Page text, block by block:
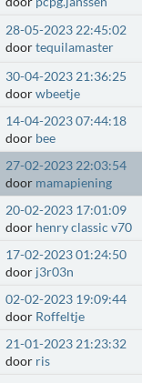
28-05-2023 22:45:02
doortequilamaster
30-04-2023 21:36:25
doorwbeetje
14-04-2023 07:44:18
door bee
27-02-2023 22:03:54
door mamapiening
20-02-2023 17:01:09
door henry classic v70
17-02-2023 01:24:50
door j3r03n
02-02-2023 19:09:44
door Roffeltje
21-01-2023 21:23:32
door ris